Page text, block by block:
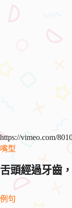
https://vimeo.com/
嘴型
舌頭經過牙齒
例句